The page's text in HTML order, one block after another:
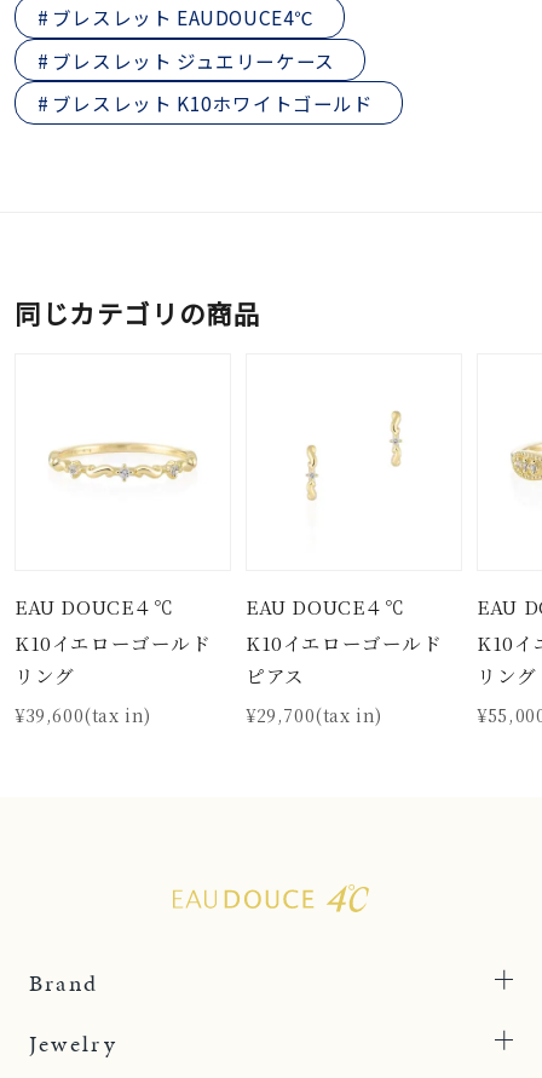
ブレスレット EAUDOUCE4℃
ブレスレット ジュエリーケース
ブレスレット K10ホワイトゴールド
同じカテゴリの商品
EAU DOUCE４℃
K10イエローゴールド
リング
¥39,600(tax in)
EAU DOUCE４℃
K10イエローゴールド
ピアス
¥29,700(tax in)
EAU
K10イ
リング
Brand
Jewelry